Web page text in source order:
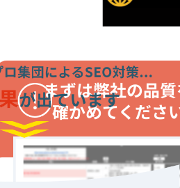
まずは弊社の品
確かめてくださ